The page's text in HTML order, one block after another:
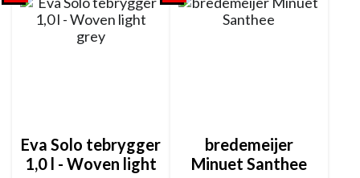
Eva Solo tebrygger
1,0 l - Woven light
bredemeijer
Minuet Santhee